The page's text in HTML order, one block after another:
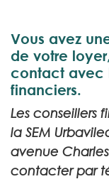
Vous avez
de votre
contact avec
financiers.
Les conseillers
la SEM
avenue
contacter par